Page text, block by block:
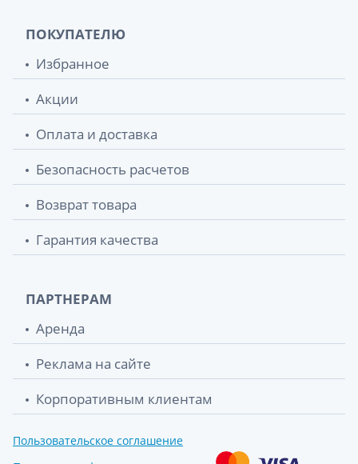
ПОКУПАТЕЛЮ
Избранное
Акции
Оплата и доставка
Безопасность расчетов
Возврат товара
Гарантия качества
ПАРТНЕРАМ
Аренда
Реклама на сайте
Корпоративным клиентам
Пользовательское соглашение